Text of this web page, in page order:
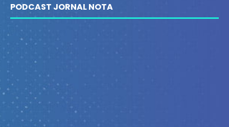
PODCAST JORNAL NOTA